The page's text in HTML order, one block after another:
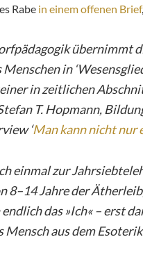
Rabe in einem offenen Brief
übernimmt
in
in zeitlichen
T. Hopmann,
‘Man kann nicht nur
einmal zur
8–14 Jahre der
das »Ich« – erst
Mensch aus dem